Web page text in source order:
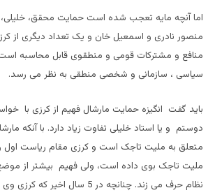
اما آنچه مایه تعجب شده است حمایت محقق،
منصور نادری و اسمعیل خان و یک تعداد دیگری از
منافع و مشترکات قومی و منطقوی قابل محاسبه است
سیاسی ، سازمانی و شخصی منطقی به نظر می رسد.
باید گفت انگیزه حمایت مارشال فهیم از کرزی با
دوستم و یا استاد خلیلی تفاوت زیاد دارد. با آنکه
متعلق به ملیت تاجک است و کرزی مقام ریاست اول را
ملیت تاجک بوی داده است، ولی فهیم بیشتر از
نظام حرف می زند. چنانچه در 5 سال